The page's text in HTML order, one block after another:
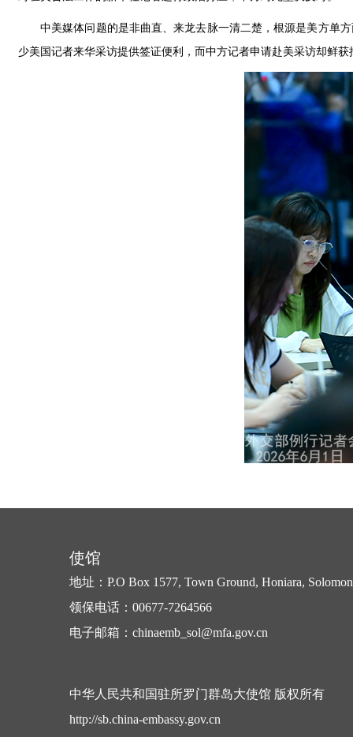
中美媒体问题的是非曲直、来龙去脉一清二楚，根源是美方单
少美国记者来华采访提供签证便利，而中方记者申请赴美采访却鲜
使馆
地址：P.O Box 1577, Town Ground, Honiara,
领保电话：00677-7264566
电子邮箱：chinaemb_sol@mfa.gov.cn
中华人民共和国驻所罗门群岛大使馆 版权所有
http://sb.china-embassy.gov.cn